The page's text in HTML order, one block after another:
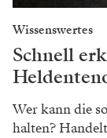
Wissenswertes
Schnell
Wer kann die
halten?